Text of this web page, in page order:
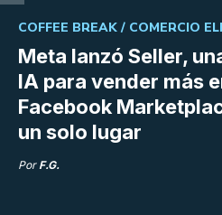
Meta lanzó Seller,
IA para vender más
Facebook
un solo lugar
COFFEE BREAK / COMERCIO
Por F.G.